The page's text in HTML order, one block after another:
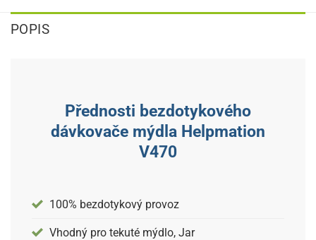
POPIS
Přednosti bezdotykového
dávkovače mýdla Helpmation
V470
100% bezdotykový provoz
Vhodný pro tekuté mýdlo, Jar